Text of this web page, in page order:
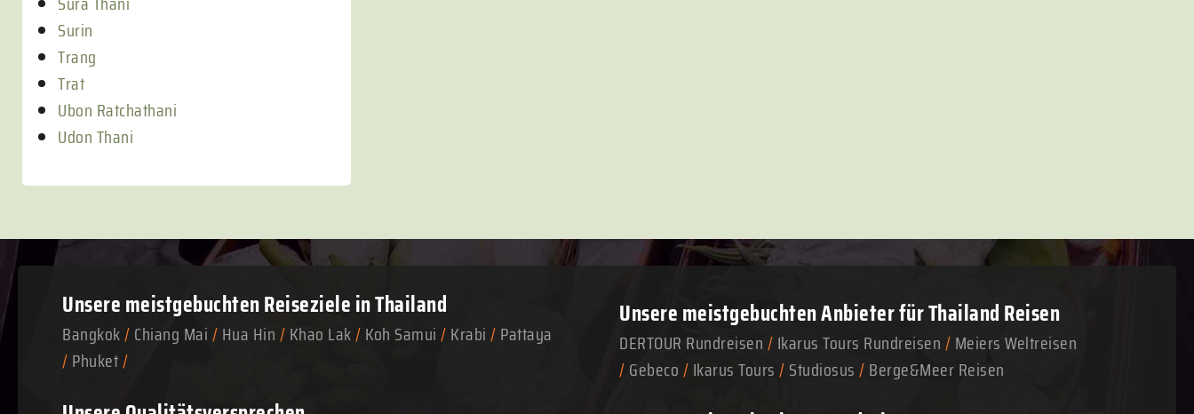
Surin
Trang
Trat
Ubon Ratchathani
Udon Thani
Unsere meistgebuchtenReiseziele in Thailand
Bangkok/Chiang Mai/Hua Hin/Khao Lak/Koh Samui/Krabi/Pattaya
/Phuket/
Unsere meistgebuchten Anbieter für Thailand Reisen
DERTOUR Rundreisen/Ikarus Tours Rundreisen/Meiers Weltreisen
/Gebeco/Ikarus Tours/Studiosus/Berge&Meer Reisen